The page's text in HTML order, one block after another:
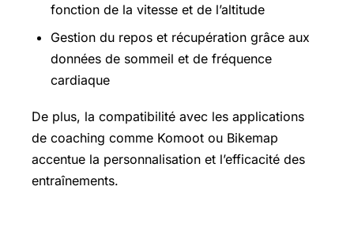
fonction de la vitesse et de l’altitude
Gestion du repos et récupération grâce aux
données de sommeil et de fréquence
cardiaque
De plus, la compatibilité avec les applications
de coaching comme Komoot ou Bikemap
accentue la personnalisation et l’efficacité des
entraînements.